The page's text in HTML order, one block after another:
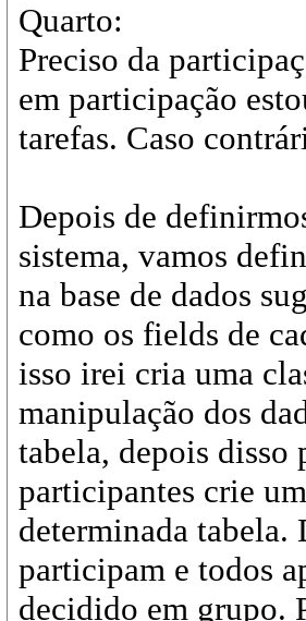
Quarto:
Preciso da
em participação
tarefas. Caso
Depois de
sistema, vamos
na base de dados
como os fields de
isso irei cria uma
manipulação dos
tabela, depois disso
participantes crie
determinada tabela.
participam e todos
decidido em grupo.